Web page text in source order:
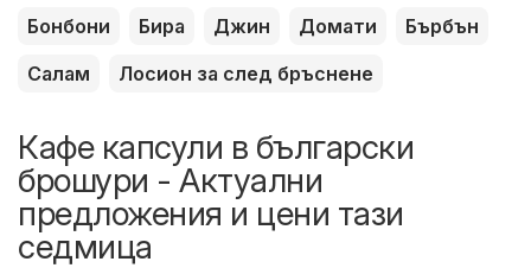
Бонбони
Бира Джин Домати
Бърбън
Салам
Лосион за след бръснене
Кафе капсули в български
брошури - Актуални
предложения и цени тази
седмица